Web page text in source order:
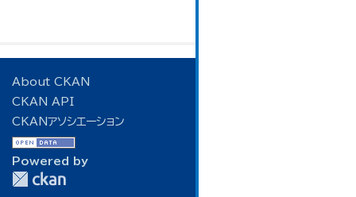
About CKAN
CKAN API
CKANアソシエーション
Powered by